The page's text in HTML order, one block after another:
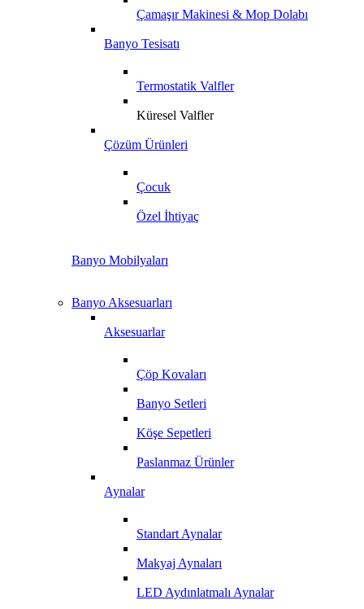
Çamaşır Makinesi & Mop Dolabı
Banyo Tesisatı
Termostatik Valfler
Küresel Valfler
Çözüm Ürünleri
Çocuk
Özel İhtiyaç
Banyo Mobilyaları
Banyo Aksesuarları
Aksesuarlar
Çöp Kovaları
Banyo Setleri
Köşe Sepetleri
Paslanmaz Ürünler
Aynalar
Standart Aynalar
Makyaj Aynaları
LED Aydınlatmalı Aynalar